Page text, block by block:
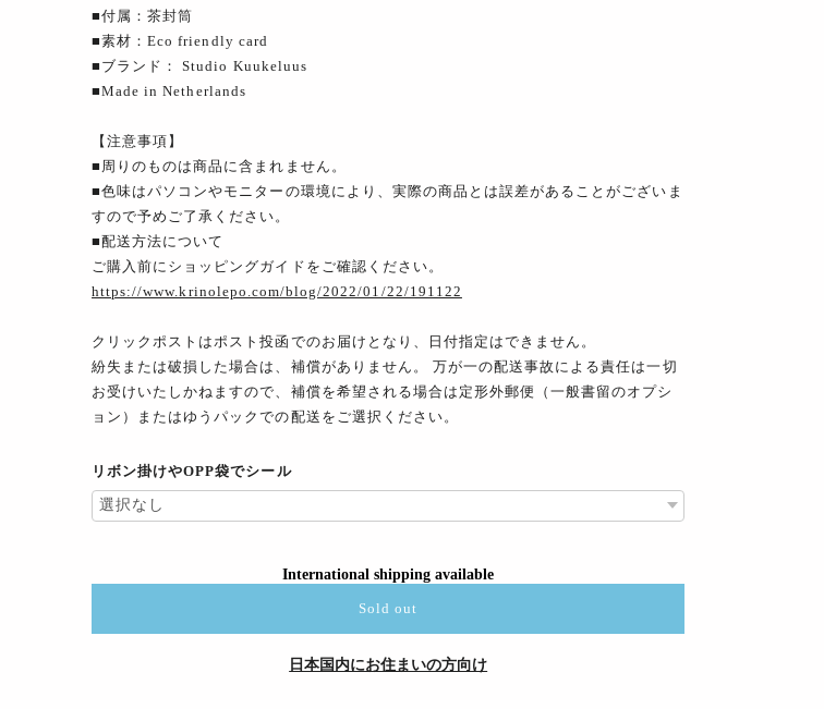
■付属：茶封筒
■素材：Eco friendly card
■ブランド： Studio Kuukeluus
■Made in Netherlands
【注意事項】
■周りのものは商品に含まれません。
■色味はパソコンやモニターの環境により、実際の商品とは誤差があることがございま
すので予めご了承ください。
■配送方法について
ご購入前にショッピングガイドをご確認ください。
https://www.krinolepo.com/blog/2022/01/22/191122
クリックポストはポスト投函でのお届けとなり、日付指定はできません。
紛失または破損した場合は、補償がありません。 万が一の配送事故による責任は一切
お受けいたしかねますので、補償を希望される場合は定形外郵便（一般書留のオプシ
ョン）またはゆうパックでの配送をご選択ください。
リボン掛けやOPP袋でシール
International shipping available
Sold out
日本国内にお住まいの方向け